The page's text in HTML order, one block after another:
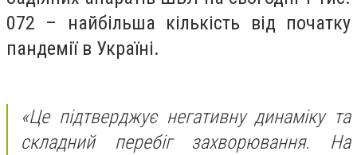
072 – найбільша кількість від початку
пандемії в Україні.
«Це підтверджує негативну динаміку та
складний перебіг захворювання. На